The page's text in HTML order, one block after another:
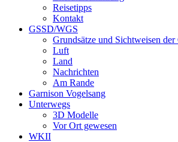
Reisetipps
Kontakt
GSSD/WGS
Grundsätze und Sichtweisen
Luft
Land
Nachrichten
Am Rande
Garnison Vogelsang
Unterwegs
3D Modelle
Vor Ort gewesen
WKII